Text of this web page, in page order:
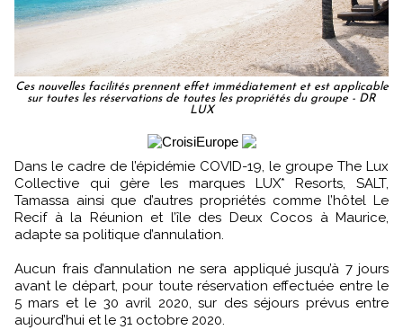
Ces nouvelles facilités prennent effet immédiatement et est applicable
sur toutes les réservations de toutes les propriétés du groupe - DR
LUX
Dans le cadre de l’épidémie COVID-19, le groupe The Lux
Collective qui gère les marques LUX* Resorts, SALT,
Tamassa ainsi que d’autres propriétés comme l’hôtel Le
Recif à la Réunion et l’île des Deux Cocos à Maurice,
adapte sa politique d’annulation.
Aucun frais d’annulation ne sera appliqué jusqu’à 7 jours
avant le départ, pour toute réservation effectuée entre le
5 mars et le 30 avril 2020, sur des séjours prévus entre
aujourd’hui et le 31 octobre 2020.